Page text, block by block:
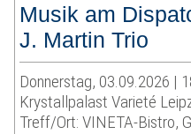
Musik am
J. Martin Trio
Donnerstag, 03.09.2026 |
Krystallpalast Varieté
Treff/Ort: VINETA-Bistro,